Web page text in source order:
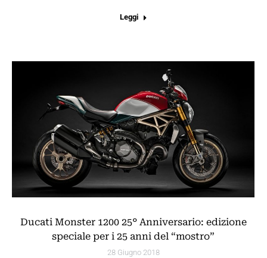
Leggi
Ducati Monster 1200 25° Anniversario: edizione
speciale per i 25 anni del “mostro”
28 Giugno 2018